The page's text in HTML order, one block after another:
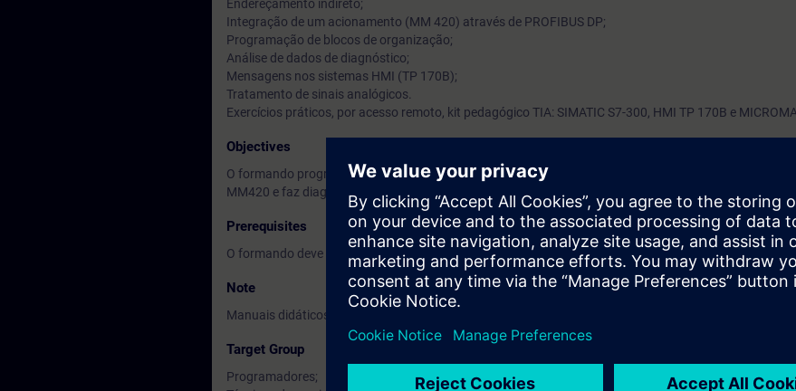
Endereçamento indireto;
Integração de um acionamento (MM 420) através de PROFIBUS DP;
Programação de blocos de organização;
Análise de dados de diagnóstico;
Mensagens nos sistemas HMI (TP 170B);
Tratamento de sinais analógicos.
Exercícios práticos, por acesso remoto, kit pedagógico TIA: SIMATIC S7-300, HMI TP 170B e
Objectives
O formando programa instruções STEP 7 complexas, efetua troca de dados entre os equipamentos
MM420 e faz diagnóstico.
Prerequisites
O formando deve ter frequência prévia dos cursos ST-PRO1, on-STPRO1 ou ST-SERV3.
Note
Manuais didáticos em inglês, em formato digital.
Target Group
Programadores;